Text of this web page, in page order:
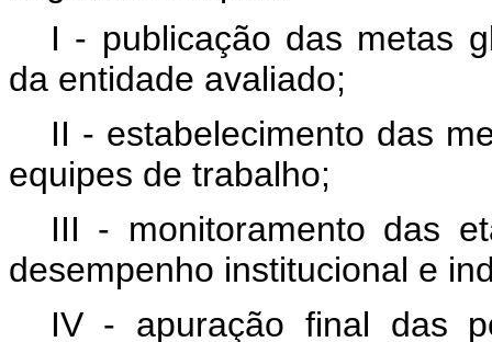
I - publicação das metas
da entidade avaliado;
II - estabelecimento das
equipes de trabalho;
III - monitoramento das
desempenho institucional e
IV - apuração final das